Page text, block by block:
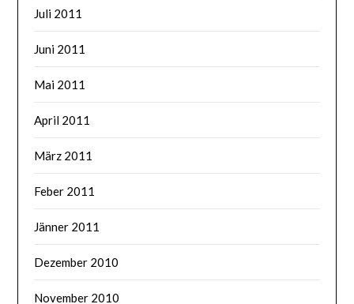
Juli 2011
Juni 2011
Mai 2011
April 2011
März 2011
Feber 2011
Jänner 2011
Dezember 2010
November 2010